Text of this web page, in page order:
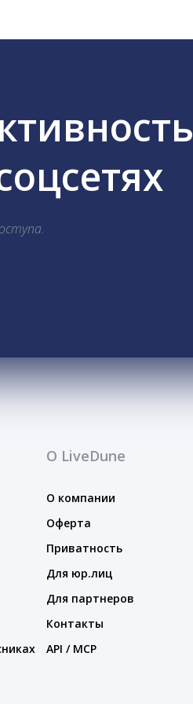
О LiveDune
О компании
Оферта
Приватность
Для юр.лиц
Для партнеров
Контакты
API / MCP